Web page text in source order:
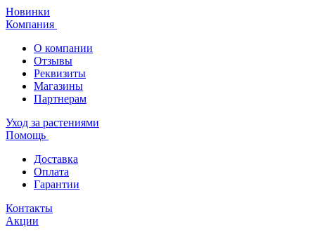
Новинки
Компания
О компании
Отзывы
Реквизиты
Магазины
Партнерам
Уход за растениями
Помощь
Доставка
Оплата
Гарантии
Контакты
Акции